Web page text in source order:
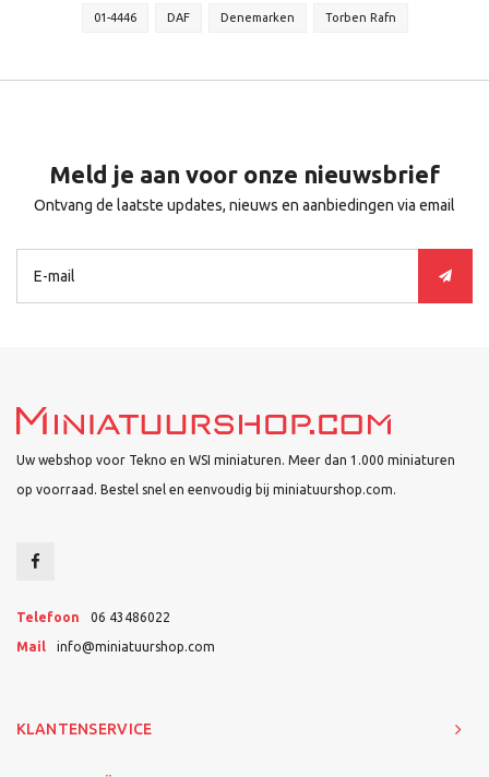
01-4446 DAF Denemarken Torben Rafn
Meld je aan voor onze nieuwsbrief
Ontvang de laatste updates, nieuws en aanbiedingen via email
Uw webshop voor Tekno en WSI miniaturen. Meer dan 1.000 miniaturen
op voorraad. Bestel snel en eenvoudig bij miniatuurshop.com.
Telefoon 06 43486022
Mail info@miniatuurshop.com
KLANTENSERVICE